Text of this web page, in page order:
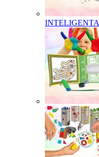
INTELIGENTA